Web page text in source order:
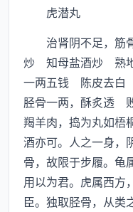
虎潜丸
治肾阴不足，筋
炒 知母盐酒炒 熟
一两五钱 陈皮去
胫骨一两，酥炙透
羯羊肉，捣为丸如梧
酒亦可。人之一身，
骨，故限于步履。龟
用以为君。虎属西方
臣。独取胫骨，从类